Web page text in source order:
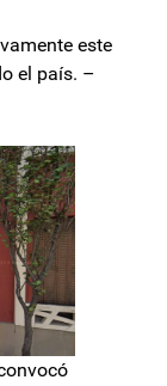
este
el país. –